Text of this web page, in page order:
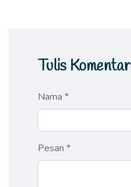
Tulis Komentar
Nama *
Pesan *